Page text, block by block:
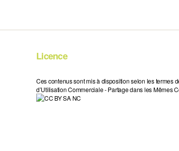
Licence
Ces contenus sont mis à disposition selon les termes
d’Utilisation Commerciale - Partage dans les Mêmes